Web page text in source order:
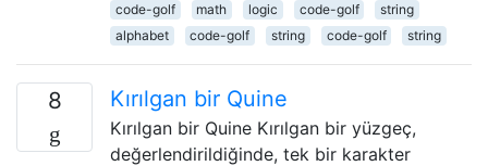
code-golf
math logic code-golf
string
alphabet
code-golf string code-golf string
8 Kırılgan bir Quine
Kırılgan bir Quine Kırılgan bir yüzgeç,
değerlendirildiğinde, tek bir karakter